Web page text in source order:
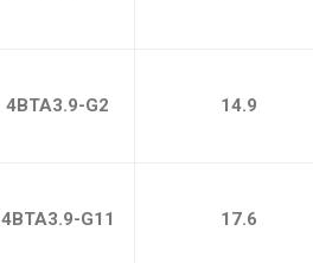
4BTA3.9-G2 14.9
4BTA3.9-G11 17.6